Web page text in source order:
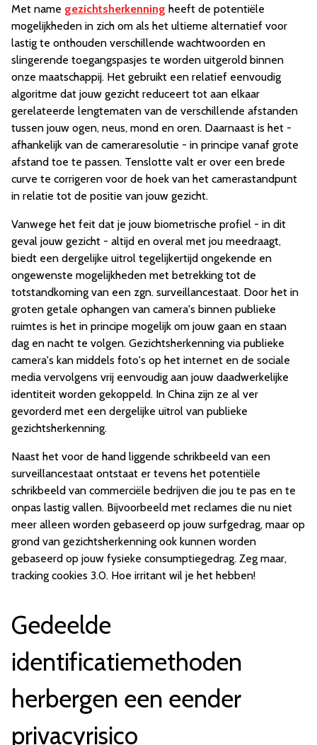
Met name gezichtsherkenning heeft de potentiële
mogelijkheden in zich om als het ultieme alternatief voor
lastig te onthouden verschillende wachtwoorden en
slingerende toegangspasjes te worden uitgerold binnen
onze maatschappij. Het gebruikt een relatief eenvoudig
algoritme dat jouw gezicht reduceert tot aan elkaar
gerelateerde lengtematen van de verschillende afstanden
tussen jouw ogen, neus, mond en oren. Daarnaast is het -
afhankelijk van de cameraresolutie - in principe vanaf grote
afstand toe te passen. Tenslotte valt er over een brede
curve te corrigeren voor de hoek van het camerastandpunt
in relatie tot de positie van jouw gezicht.
Vanwege het feit dat je jouw biometrische profiel - in dit
geval jouw gezicht - altijd en overal met jou meedraagt,
biedt een dergelijke uitrol tegelijkertijd ongekende en
ongewenste mogelijkheden met betrekking tot de
totstandkoming van een zgn. surveillancestaat. Door het in
groten getale ophangen van camera's binnen publieke
ruimtes is het in principe mogelijk om jouw gaan en staan
dag en nacht te volgen. Gezichtsherkenning via publieke
camera's kan middels foto's op het internet en de sociale
media vervolgens vrij eenvoudig aan jouw daadwerkelijke
identiteit worden gekoppeld. In China zijn ze al ver
gevorderd met een dergelijke uitrol van publieke
gezichtsherkenning.
Naast het voor de hand liggende schrikbeeld van een
surveillancestaat ontstaat er tevens het potentiële
schrikbeeld van commerciële bedrijven die jou te pas en te
onpas lastig vallen. Bijvoorbeeld met reclames die nu niet
meer alleen worden gebaseerd op jouw surfgedrag, maar op
grond van gezichtsherkenning ook kunnen worden
gebaseerd op jouw fysieke consumptiegedrag. Zeg maar,
tracking cookies 3.0. Hoe irritant wil je het hebben!
Gedeelde
identificatiemethoden
herbergen een eender
privacyrisico